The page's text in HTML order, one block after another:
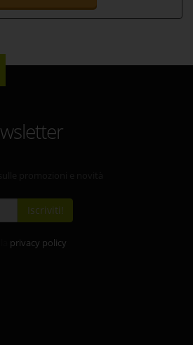
Iscriviti!
privacy policy